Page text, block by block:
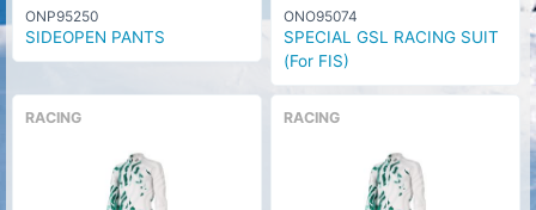
ONP95250
SIDEOPEN PANTS
ONO95074
SPECIAL GSL RACING SUIT
(For FIS)
RACING RACING